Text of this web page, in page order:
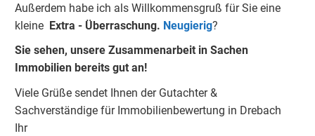
Außerdem habe ich als Willkommensgruß für Sie eine
kleine Extra - Überraschung. Neugierig?
Sie sehen, unsere Zusammenarbeit in Sachen
Immobilien bereits gut an!
Viele Grüße sendet Ihnen der Gutachter &
Sachverständige für Immobilienbewertung in Drebach
Ihr